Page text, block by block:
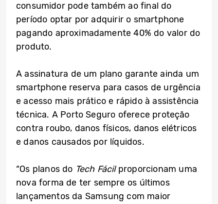
consumidor pode também ao final do
período optar por adquirir o smartphone
pagando aproximadamente 40% do valor do
produto.
A assinatura de um plano garante ainda um
smartphone reserva para casos de urgência
e acesso mais prático e rápido à assistência
técnica. A Porto Seguro oferece proteção
contra roubo, danos físicos, danos elétricos
e danos causados por líquidos.
“Os planos do Tech Fácilproporcionam uma
nova forma de ter sempre os últimos
lançamentos da Samsung com maior